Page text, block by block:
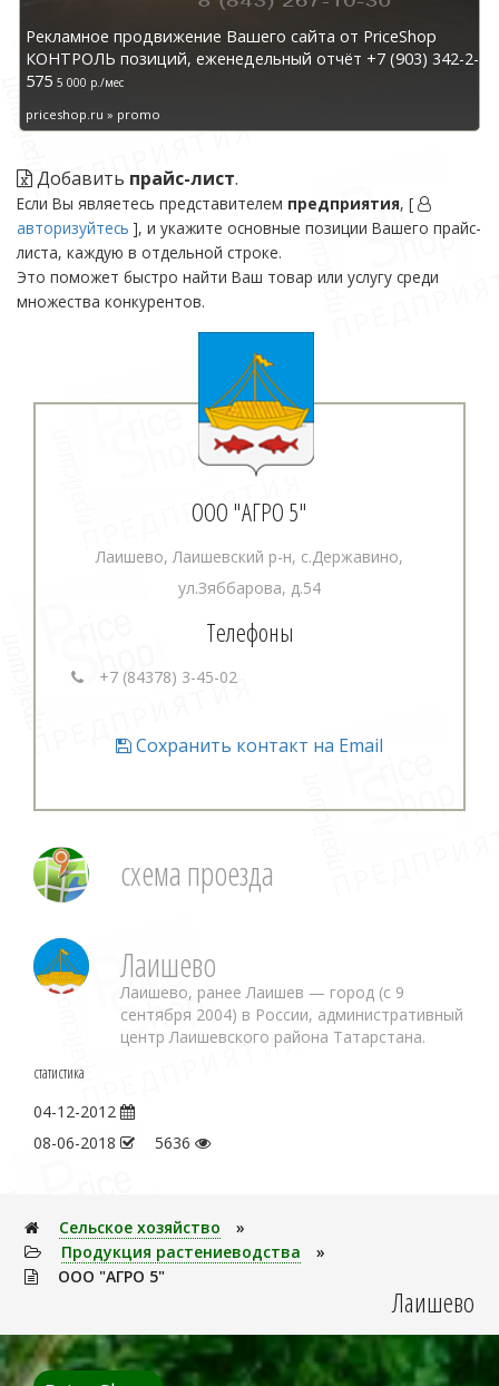
Рекламное продвижение Вашего сайта от PriceShop
КОНТРОЛЬ позиций, еженедельный отчёт +7 (903) 342-2-
575 5 000 р./мес
priceshop.ru » promo
Добавить прайс-лист.
Если Вы являетесь представителем предприятия, [
авторизуйтесь ], и укажите основные позиции Вашего прайс-
листа, каждую в отдельной строке.
Это поможет быстро найти Ваш товар или услугу среди
множества конкурентов.
ООО "АГРО 5"
Лаишево, Лаишевский р-н, с.Державино,
ул.Зяббарова, д.54
Телефоны
+7 (84378) 3-45-02
Сохранить контакт на Email
схема проезда
Лаишево
Лаишево, ранее Лаишев — город (с 9
сентября 2004) в России, административный
центр Лаишевского района Татарстана.
статистика
04-12-2012
08-06-2018
5636
Сельское хозяйство
»
Продукция растениеводства
»
ООО "АГРО 5"
Лаишево